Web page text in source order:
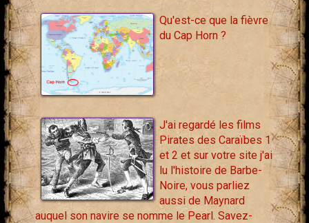
Qu'est-ce que la fièvre
du Cap Horn ?
J'ai regardé les films
Pirates des Caraïbes 1
et 2 et sur votre site j'ai
lu l'histoire de Barbe-
Noire, vous parliez
aussi de Maynard
auquel son navire se nomme le Pearl. Savez-